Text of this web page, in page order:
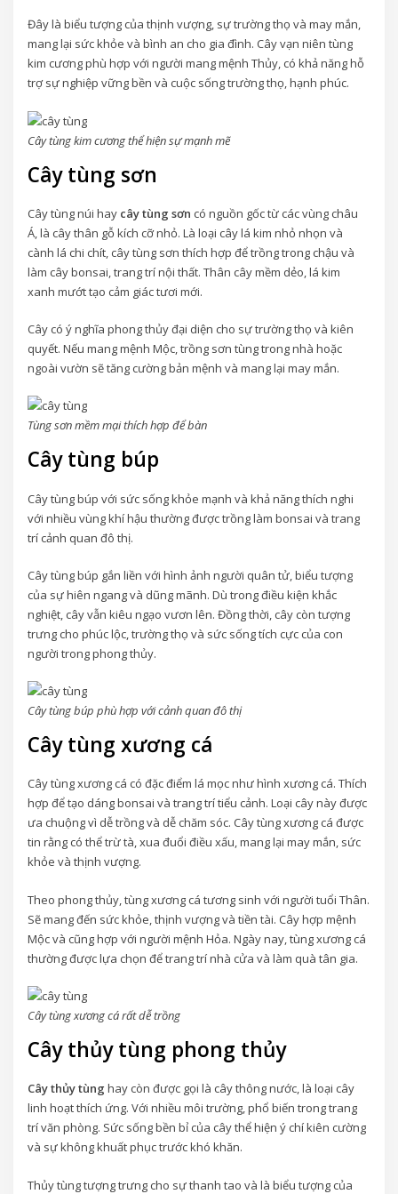
Đây là biểu tượng của thịnh vượng, sự trường thọ và may mắn,
mang lại sức khỏe và bình an cho gia đình. Cây vạn niên tùng
kim cương phù hợp với người mang mệnh Thủy, có khả năng hỗ
trợ sự nghiệp vững bền và cuộc sống trường thọ, hạnh phúc.
Cây tùng kim cương thể hiện sự mạnh mẽ
Cây tùng sơn
Cây tùng núi hay cây tùng sơn có nguồn gốc từ các vùng châu
Á, là cây thân gỗ kích cỡ nhỏ. Là loại cây lá kim nhỏ nhọn và
cành lá chi chít, cây tùng sơn thích hợp để trồng trong chậu và
làm cây bonsai, trang trí nội thất. Thân cây mềm dẻo, lá kim
xanh mướt tạo cảm giác tươi mới.
Cây có ý nghĩa phong thủy đại diện cho sự trường thọ và kiên
quyết. Nếu mang mệnh Mộc, trồng sơn tùng trong nhà hoặc
ngoài vườn sẽ tăng cường bản mệnh và mang lại may mắn.
Tùng sơn mềm mại thích hợp để bàn
Cây tùng búp
Cây tùng búp với sức sống khỏe mạnh và khả năng thích nghi
với nhiều vùng khí hậu thường được trồng làm bonsai và trang
trí cảnh quan đô thị.
Cây tùng búp gắn liền với hình ảnh người quân tử, biểu tượng
của sự hiên ngang và dũng mãnh. Dù trong điều kiện khắc
nghiệt, cây vẫn kiêu ngạo vươn lên. Đồng thời, cây còn tượng
trưng cho phúc lộc, trường thọ và sức sống tích cực của con
người trong phong thủy.
Cây tùng búp phù hợp với cảnh quan đô thị
Cây tùng xương cá
Cây tùng xương cá có đặc điểm lá mọc như hình xương cá. Thích
hợp để tạo dáng bonsai và trang trí tiểu cảnh. Loại cây này được
ưa chuộng vì dễ trồng và dễ chăm sóc. Cây tùng xương cá được
tin rằng có thể trừ tà, xua đuổi điều xấu, mang lại may mắn, sức
khỏe và thịnh vượng.
Theo phong thủy, tùng xương cá tương sinh với người tuổi Thân.
Sẽ mang đến sức khỏe, thịnh vượng và tiền tài. Cây hợp mệnh
Mộc và cũng hợp với người mệnh Hỏa. Ngày nay, tùng xương cá
thường được lựa chọn để trang trí nhà cửa và làm quà tân gia.
Cây tùng xương cá rất dễ trồng
Cây thủy tùng phong thủy
Cây thủy tùng hay còn được gọi là cây thông nước, là loại cây
linh hoạt thích ứng. Với nhiều môi trường, phổ biến trong trang
trí văn phòng. Sức sống bền bỉ của cây thể hiện ý chí kiên cường
và sự không khuất phục trước khó khăn.
Thủy tùng tượng trưng cho sự thanh tao và là biểu tượng của